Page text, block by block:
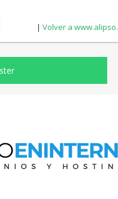
| Volver a